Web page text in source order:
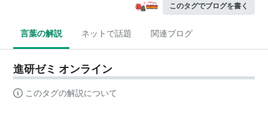
このタグでブログを書く
言葉の解説 ネットで話題 関連ブログ
進研ゼミ オンライン
このタグの解説について